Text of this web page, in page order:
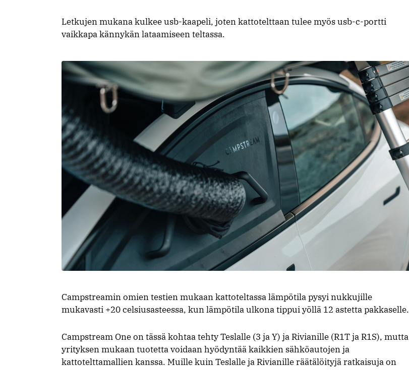
Letkujen mukana kulkee usb-kaapeli, joten kattotelttaan tulee myös usb-c-portti
vaikkapa kännykän lataamiseen teltassa.
Campstreamin omien testien mukaan kattoteltassa lämpötila pysyi nukkujille
mukavasti +20 celsiusasteessa, kun lämpötila ulkona tippui yöllä 12 astetta pakkaselle.
Campstream One on tässä kohtaa tehty Teslalle (3 ja Y) ja Rivianille (R1T ja R1S), mutta
yrityksen mukaan tuotetta voidaan hyödyntää kaikkien sähköautojen ja
kattotelttamallien kanssa. Muille kuin Teslalle ja Rivianille räätälöityjä ratkaisuja on